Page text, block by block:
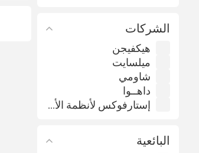
الشركات
هيكفيجن
ميلسايت
شاومي
داهــوا
إستارفوكس لأنظمة الأمن والمراقبة (سيكيوفيو)
البائعية